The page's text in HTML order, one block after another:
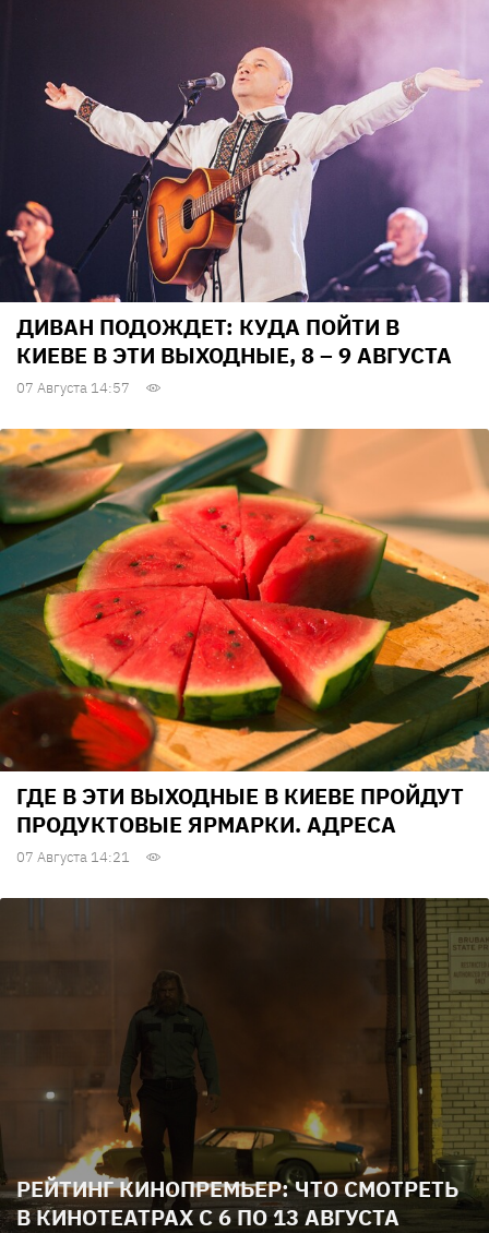
ДИВАН ПОДОЖДЕТ: КУДА ПОЙТИ В
КИЕВЕ В ЭТИ ВЫХОДНЫЕ, 8 – 9 АВГУСТА
07 Августа 14:57
ГДЕ В ЭТИ ВЫХОДНЫЕ В КИЕВЕ ПРОЙДУТ
ПРОДУКТОВЫЕ ЯРМАРКИ. АДРЕСА
07 Августа 14:21
РЕЙТИНГ КИНОПРЕМЬЕР: ЧТО СМОТРЕТЬ
В КИНОТЕАТРАХ С 6 ПО 13 АВГУСТА